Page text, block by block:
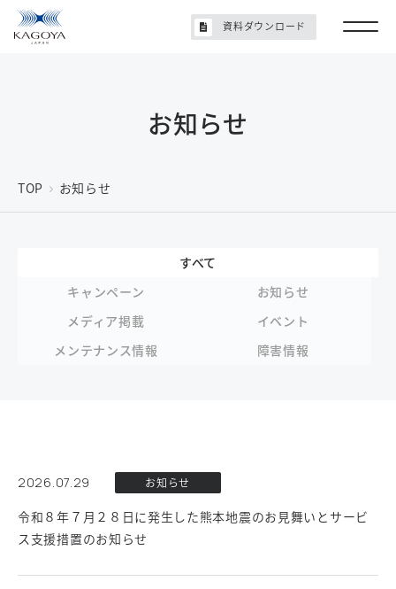
お知らせ
TOP お知らせ
2026.07.29 お知らせ
令和８年７月２８日に発生した熊本地震のお見舞いとサービ
ス支援措置のお知らせ
すべて
キャンペーン
お知らせ
メディア掲載
イベント
メンテナンス情報
障害情報
資料ダウンロード